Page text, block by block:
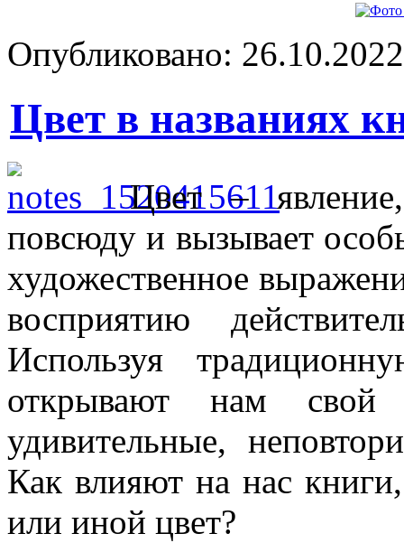
Опубликовано:
Цвет в названиях
Цвет –
повсюду и вызывает
художественное
восприятию
Используя
открывают нам
удивительные,
Как влияют на нас
или иной цвет?